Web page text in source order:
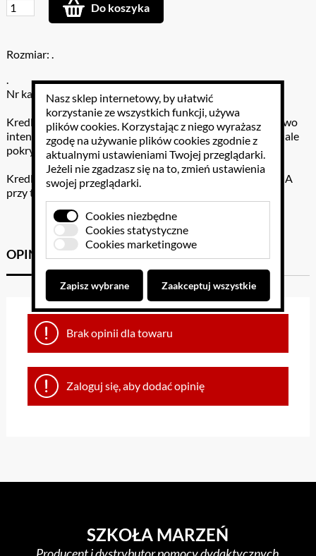
Do koszyka
Rozmiar: .
.
Nr katalogowy: 305-1504
Kredki bardzo wytrzymałe, o jednolitej budowie i wyjątkowo
intensywnych barwach. Ich żywe i świecące kolory doskonale
pokrywają papier.
Kredki są bardzo wydajne, gdyż cała kredka jest wkładem. A
przy tym wcale nie brudzą rąk.
OPINIE KLIENTÓW GPSR
Brak opinii dla towaru
Zaloguj się, aby dodać opinię
SZKOŁA MARZEŃ
Nasz sklep internetowy, by ułatwić
korzystanie ze wszystkich funkcji, używa
plików cookies. Korzystając z niego wyrażasz
zgodę na używanie plików cookies zgodnie z
aktualnymi ustawieniami Twojej przeglądarki.
Jeżeli nie zgadzasz się na to, zmień ustawienia
swojej przeglądarki.
Cookies niezbędne
Cookies statystyczne
Cookies marketingowe
Zapisz wybrane Zaakceptuj wszystkie